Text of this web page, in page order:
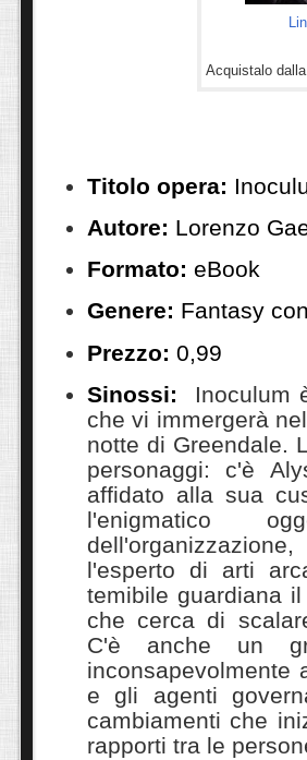
Acquistalo
Titolo opera:
Autore: Lorenzo
Formato: eBook
Genere: Fantasy
Prezzo: 0,99
Sinossi:
Inoculum
che vi immergerà
notte di Greendale.
personaggi: c'è
affidato alla sua
l'enigmatico
l'esperto di arti
temibile guardiana
che cerca di
C'è anche un
inconsapevolmente
e gli agenti
cambiamenti che
rapporti tra le